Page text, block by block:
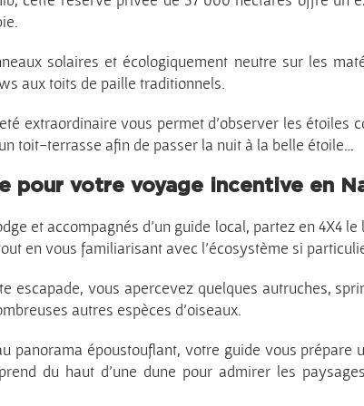
solaires et écologiquement neutre sur les
aux toits de paille traditionnels.
extraordinaire vous permet d’observer les étoiles
toit-terrasse afin de passer la nuit à la belle étoile…
pour votre voyage incentive en
et accompagnés d’un guide local, partez en 4X4
en vous familiarisant avec l’écosystème si
escapade, vous apercevez quelques autruches,
autres espèces d’oiseaux.
panorama époustouflant, votre guide vous prépare
du haut d’une dune pour admirer les